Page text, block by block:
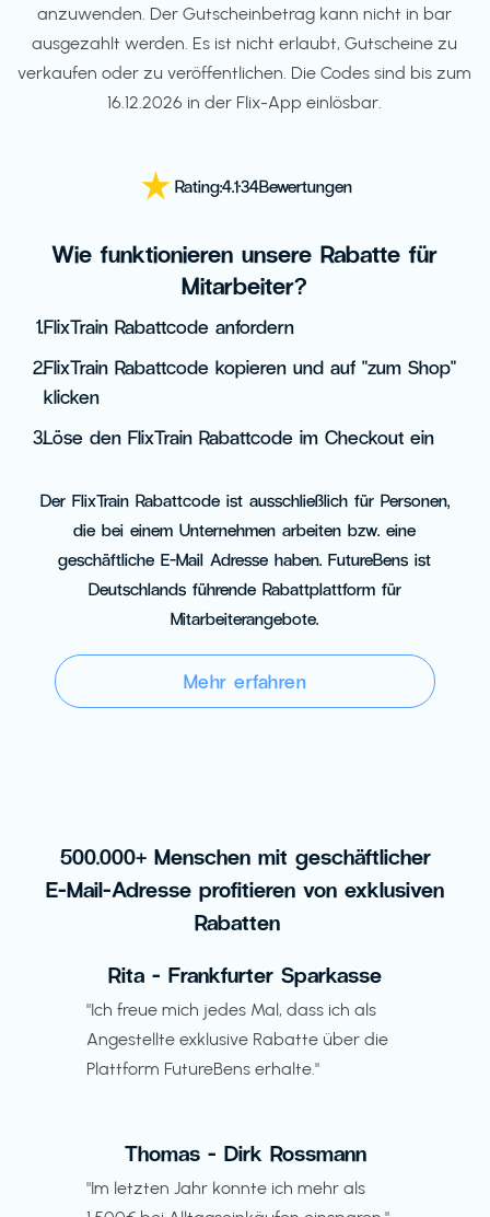
anzuwenden. Der Gutscheinbetrag kann nicht in bar
ausgezahlt werden. Es ist nicht erlaubt, Gutscheine zu
verkaufen oder zu veröffentlichen. Die Codes sind bis zum
16.12.2026 in der Flix-App einlösbar.
Rating:4.1·34Bewertungen
Wie funktionieren unsere Rabatte für
Mitarbeiter?
1.FlixTrain Rabattcode anfordern
2.FlixTrain Rabattcode kopieren und auf "zum Shop"
klicken
3.Löse den FlixTrain Rabattcode im Checkout ein
Der FlixTrain Rabattcode ist ausschließlich für Personen,
die bei einem Unternehmen arbeiten bzw. eine
geschäftliche E-Mail Adresse haben. FutureBens ist
Deutschlands führende Rabattplattform für
Mitarbeiterangebote.
Mehr erfahren
500.000+ Menschen mit geschäftlicher
E-Mail-Adresse profitieren von exklusiven
Rabatten
Rita - Frankfurter Sparkasse
"Ich freue mich jedes Mal, dass ich als
Angestellte exklusive Rabatte über die
Plattform FutureBens erhalte."
Thomas - Dirk Rossmann
"Im letzten Jahr konnte ich mehr als